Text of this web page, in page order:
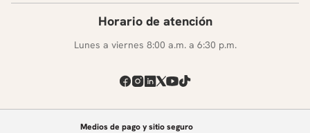
Horario de atención
Lunes a viernes 8:00 a.m. a 6:30 p.m.
Medios de pago y sitio seguro